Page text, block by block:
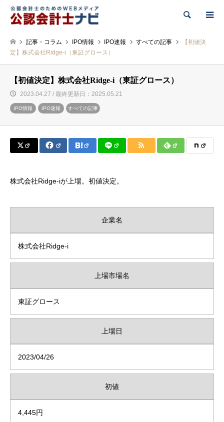
検索
記事・コラム IPO情報 IPO速報 すべての記事
【初値決
定】株式会社Ridge-i（東証グロース）
【初値決定】株式会社Ridge-i（東証グロース）
2023.04.27 / 最終更新日：2025.05.21
IPO情報 IPO速報 すべての記事
株式会社Ridge-iが上場。初値決定。
企業名
株式会社Ridge-i
上場市場名
東証グロース
上場日
2023/04/26
初値
4,445円